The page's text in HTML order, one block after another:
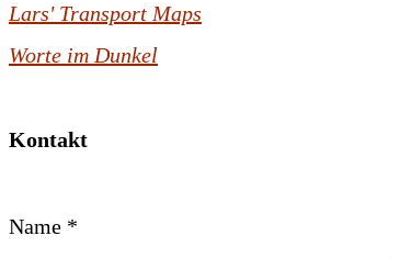
Lars' Transport Maps
Worte im Dunkel
Kontakt
Name *